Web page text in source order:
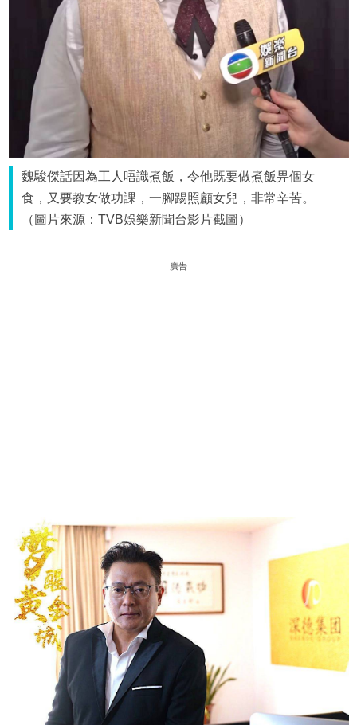
魏駿傑話因為工人唔識煮飯，令他既要做煮飯畀個女
食，又要教女做功課，一腳踢照顧女兒，非常辛苦。
（圖片來源：TVB娛樂新聞台影片截圖）
廣告